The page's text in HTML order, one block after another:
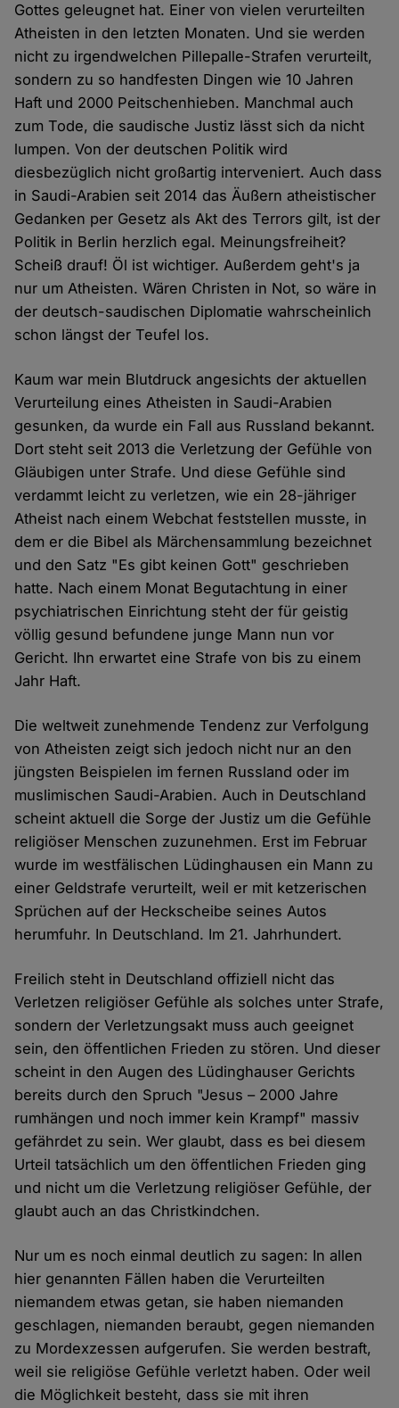
Gottes geleugnet hat. Einer von vielen verurteilten
Atheisten in den letzten Monaten. Und sie werden
nicht zu irgendwelchen Pillepalle-Strafen verurteilt,
sondern zu so handfesten Dingen wie 10 Jahren
Haft und 2000 Peitschenhieben. Manchmal auch
zum Tode, die saudische Justiz lässt sich da nicht
lumpen. Von der deutschen Politik wird
diesbezüglich nicht großartig interveniert. Auch dass
in Saudi-Arabien seit 2014 das Äußern atheistischer
Gedanken per Gesetz als Akt des Terrors gilt, ist der
Politik in Berlin herzlich egal. Meinungsfreiheit?
Scheiß drauf! Öl ist wichtiger. Außerdem geht's ja
nur um Atheisten. Wären Christen in Not, so wäre in
der deutsch-saudischen Diplomatie wahrscheinlich
schon längst der Teufel los.
Kaum war mein Blutdruck angesichts der aktuellen
Verurteilung eines Atheisten in Saudi-Arabien
gesunken, da wurde ein Fall aus Russland bekannt.
Dort steht seit 2013 die Verletzung der Gefühle von
Gläubigen unter Strafe. Und diese Gefühle sind
verdammt leicht zu verletzen, wie ein 28-jähriger
Atheist nach einem Webchat feststellen musste, in
dem er die Bibel als Märchensammlung bezeichnet
und den Satz "Es gibt keinen Gott" geschrieben
hatte. Nach einem Monat Begutachtung in einer
psychiatrischen Einrichtung steht der für geistig
völlig gesund befundene junge Mann nun vor
Gericht. Ihn erwartet eine Strafe von bis zu einem
Jahr Haft.
Die weltweit zunehmende Tendenz zur Verfolgung
von Atheisten zeigt sich jedoch nicht nur an den
jüngsten Beispielen im fernen Russland oder im
muslimischen Saudi-Arabien. Auch in Deutschland
scheint aktuell die Sorge der Justiz um die Gefühle
religiöser Menschen zuzunehmen. Erst im Februar
wurde im westfälischen Lüdinghausen ein Mann zu
einer Geldstrafe verurteilt, weil er mit ketzerischen
Sprüchen auf der Heckscheibe seines Autos
herumfuhr. In Deutschland. Im 21. Jahrhundert.
Freilich steht in Deutschland offiziell nicht das
Verletzen religiöser Gefühle als solches unter Strafe,
sondern der Verletzungsakt muss auch geeignet
sein, den öffentlichen Frieden zu stören. Und dieser
scheint in den Augen des Lüdinghauser Gerichts
bereits durch den Spruch "Jesus – 2000 Jahre
rumhängen und noch immer kein Krampf" massiv
gefährdet zu sein. Wer glaubt, dass es bei diesem
Urteil tatsächlich um den öffentlichen Frieden ging
und nicht um die Verletzung religiöser Gefühle, der
glaubt auch an das Christkindchen.
Nur um es noch einmal deutlich zu sagen: In allen
hier genannten Fällen haben die Verurteilten
niemandem etwas getan, sie haben niemanden
geschlagen, niemanden beraubt, gegen niemanden
zu Mordexzessen aufgerufen. Sie werden bestraft,
weil sie religiöse Gefühle verletzt haben. Oder weil
die Möglichkeit besteht, dass sie mit ihren